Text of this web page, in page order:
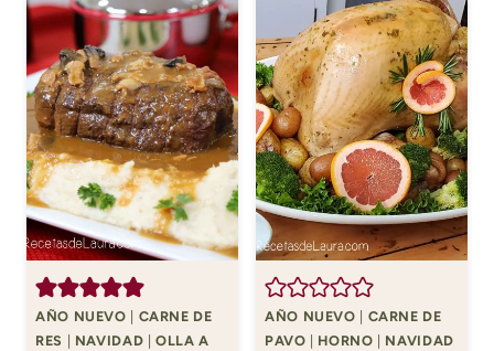
AÑO NUEVO
CARNE DE
RES
NAVIDAD |OLLA A
AÑO NUEVO
CARNE DE
PAVO
HORNO
NAVIDAD